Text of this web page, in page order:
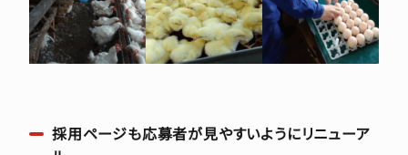
採用ページも応募者が見やすいようにリニューア